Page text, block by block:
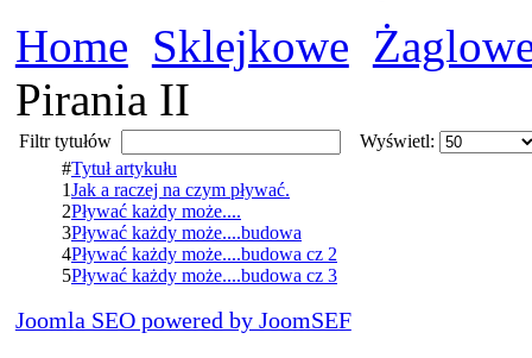
Home Sklejkowe
Pirania II
Filtr tytułów
Wyświetl:
#Tytuł artykułu
1Jak a raczej na czym pływać.
2Pływać każdy może....
3Pływać każdy może....budowa
4Pływać każdy może....budowa cz 2
5Pływać każdy może....budowa cz 3
Joomla SEO powered by JoomSEF